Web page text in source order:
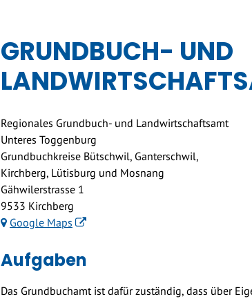
GRUNDBUCH- UND
Adresse
Regionales Grundbuch- und Landwirtschaftsamt
Unteres Toggenburg
Grundbuchkreise Bütschwil, Ganterschwil,
Kirchberg, Lütisburg und Mosnang
Gähwilerstrasse 1
9533 Kirchberg
Google Maps
Beschreibung Grundbuch-
Aufgaben
Das Grundbuchamt ist dafür zuständig, dass über